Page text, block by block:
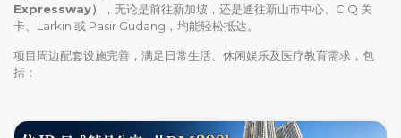
Expressway）
，无论是前往新加坡，还是通往新山市中心、CIQ 关
卡、Larkin 或 Pasir Gudang，均能轻松抵达。
项目周边配套设施完善，满足日常生活、休闲娱乐及医疗教育需求，包
括：